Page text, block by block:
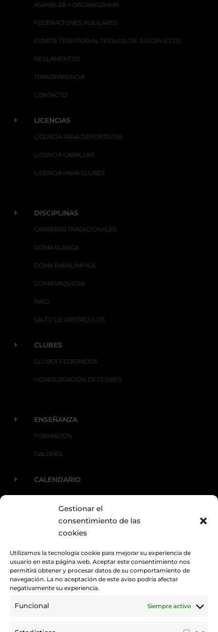
Gestionar el
consentimiento de las
cookies
Utilizamos la tecnología cookie para mejorar su experiencia de
usuario en esta página web. Aceptar este consentimiento nos
permitirá obtener y procesar datos de su comportamiento de
navegación. La no aceptación de este aviso podría afectar
negativamente su experiencia.
Funcional Siempre activo
ASAMBLEA + ORGANIGRAMA
FEDERACIONES INSULARES
COMITÉ TERRITORIAL TÉCNICO DE JUECES (CTTJ)
REGLAMENTOS
TRANSPARENCIA
CONTACTO
E LICENCIAS
LICENCIA PARA DEPORTISTAS
LICENCIA CABALLAR
LICENCIA PARA CLUBES
E DISCIPLINAS
CARRERAS TRADICIONALES
DOMA CLÁSICA
DOMA PARALÍMPICA
DOMA VAQUERA
RAID
SALTO DE OBSTÁCULOS
E CLUBES
CLUBES FEDERADOS
HOMOLOGACIÓN DE CLUBES
E ENSEÑANZA
FORMACIÓN
GALOPES
E CALENDARIO
ACTUALIDAD